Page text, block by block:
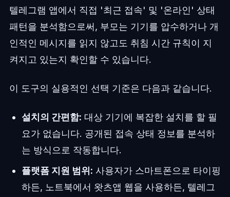
텔레그램 앱에서 직접 '최근 접속' 및 '온라인' 상태
패턴을 분석함으로써, 부모는 기기를 압수하거나 개
인적인 메시지를 읽지 않고도 취침 시간 규칙이 지
켜지고 있는지 확인할 수 있습니다.
이 도구의 실용적인 선택 기준은 다음과 같습니다.
설치의 간편함: 대상 기기에 복잡한 설치를 할 필
요가 없습니다. 공개된 접속 상태 정보를 분석하
는 방식으로 작동합니다.
플랫폼 지원 범위: 사용자가 스마트폰으로 타이핑
하든, 노트북에서 왓츠앱 웹을 사용하든, 텔레그